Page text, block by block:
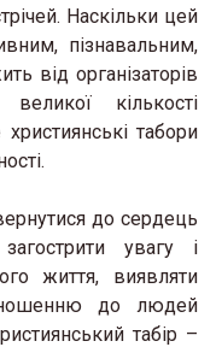
Наскільки цей
пізнавальним,
від організаторів
кількості
табори
до сердець
увагу і
життя, виявляти
до людей
табір –